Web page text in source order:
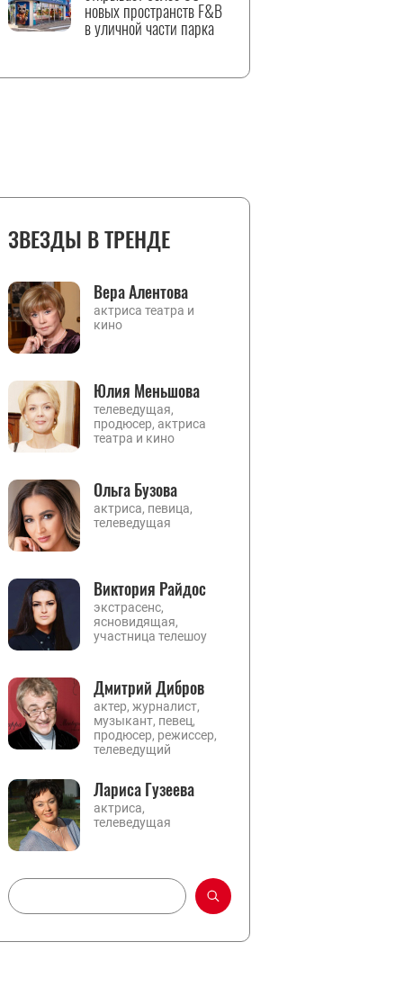
новых пространств F&B
в уличной части парка
ЗВЕЗДЫ В ТРЕНДЕ
Вера Алентова
актриса театра и
кино
Юлия Меньшова
телеведущая,
продюсер, актриса
театра и кино
Ольга Бузова
актриса, певица,
телеведущая
Виктория Райдос
экстрасенс,
ясновидящая,
участница телешоу
Дмитрий Дибров
актер, журналист,
музыкант, певец,
продюсер, режиссер,
телеведущий
Лариса Гузеева
актриса,
телеведущая